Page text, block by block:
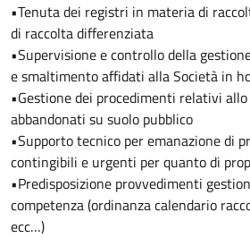
•Tenuta dei registri in materia di
di raccolta differenziata
•Supervisione e controllo della
e smaltimento affidati alla Società in
•Gestione dei procedimenti relativi
abbandonati su suolo pubblico
•Supporto tecnico per emanazione di
contingibili e urgenti per quanto di
•Predisposizione provvedimenti
competenza (ordinanza calendario
ecc…)